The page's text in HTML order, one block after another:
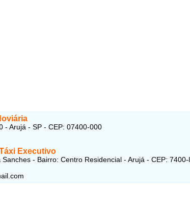
- Arujá - SP - CEP: 07400-000
Executivo
- Bairro: Centro Residencial - Arujá - CEP: